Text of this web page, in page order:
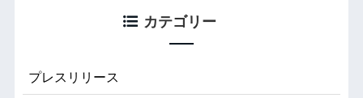
カテゴリー
プレスリリース